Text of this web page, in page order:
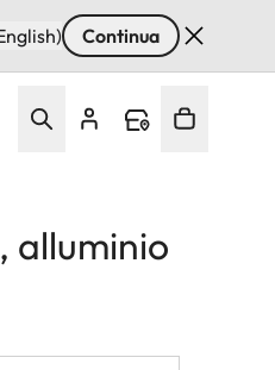
Continua
alluminio